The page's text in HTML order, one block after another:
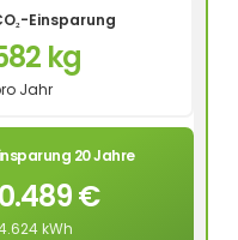
Einsparung
kg
Jahr
20 Jahre
€
kWh